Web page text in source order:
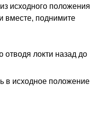
исходного положения
вместе, поднимите
локти назад до
в исходное положение